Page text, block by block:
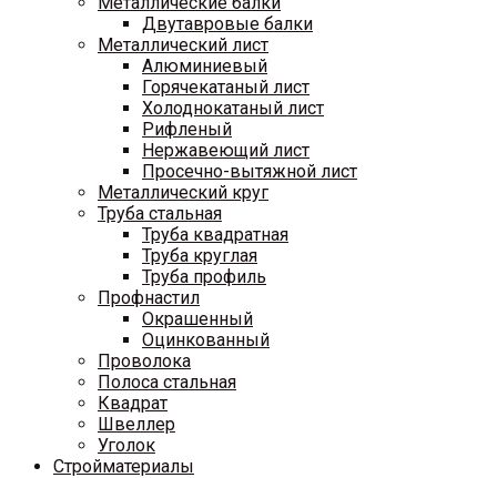
Двутавровые балки
Металлический лист
Алюминиевый
Горячекатаный лист
Холоднокатаный лист
Рифленый
Нержавеющий лист
Просечно-вытяжной лист
Металлический круг
Труба стальная
Труба квадратная
Труба круглая
Труба профиль
Профнастил
Окрашенный
Оцинкованный
Проволока
Полоса стальная
Квадрат
Швеллер
Уголок
Стройматериалы